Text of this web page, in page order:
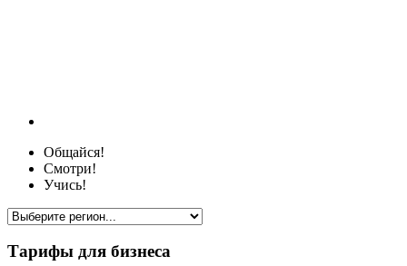
Общайся!
Смотри!
Учись!
Тарифы для бизнеса